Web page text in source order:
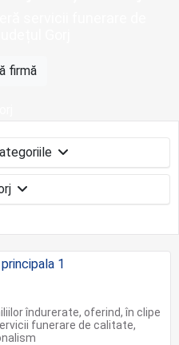
firmă
îndurerate, oferind, în clipe
funerare de calitate,